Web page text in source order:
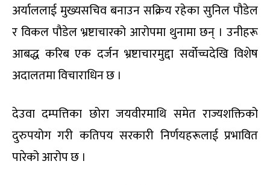
अर्याललाई मुख्यसचिव बनाउन सक्रिय रहेका सुनिल पौडेल
र विकल पौडेल भ्रष्टाचारको आरोपमा थुनामा छन् । उनीहरू
आबद्ध करिब एक दर्जन भ्रष्टाचारमुद्दा सर्वोच्चदेखि विशेष
अदालतमा विचाराधिन छ ।
देउवा दम्पत्तिका छोरा जयवीरमाथि समेत राज्यशक्तिको
दुरुपयोग गरी कतिपय सरकारी निर्णयहरूलाई प्रभावित
पारेको आरोप छ ।